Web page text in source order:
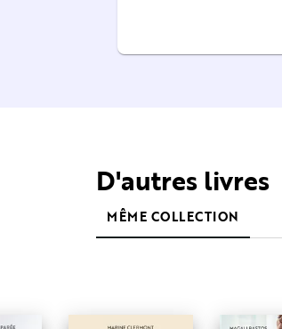
D'autres livres
MÊME COLLECTION